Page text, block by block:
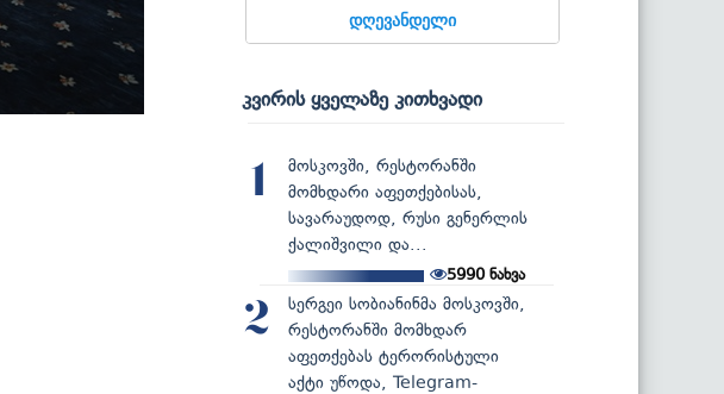
დღევანდელი
კვირის ყველაზე კითხვადი
1
მოსკოვში, რესტორანში
მომხდარი აფეთქებისას,
სავარაუდოდ, რუსი გენერლის
ქალიშვილი და...
5990ნახვა
2
სერგეი სობიანინმა მოსკოვში,
რესტორანში მომხდარ
აფეთქებას ტერორისტული
აქტი უწოდა, Telegram-